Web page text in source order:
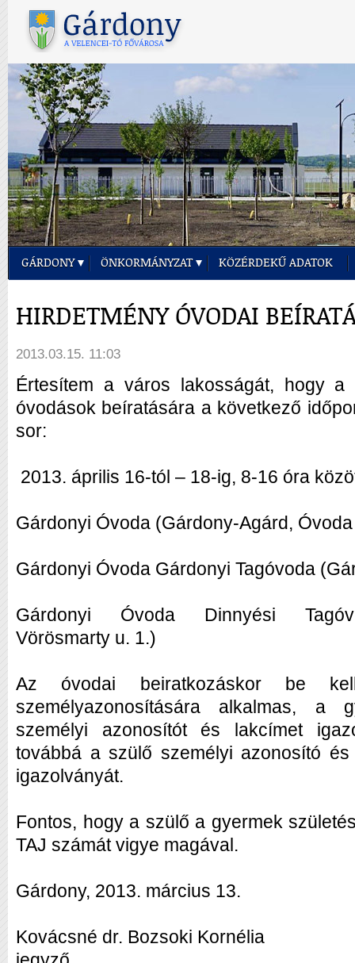
GÁRDONY ÖNKORMÁNYZAT KÖZÉRDEKŰ ADATOK
HIRDETMÉNY ÓVODAI
2013.03.15. 11:03
Értesítem a város lakosságát, hogy a
óvodások beíratására a következő
sor:
2013. április 16-tól – 18-ig, 8-16 óra
Gárdonyi Óvoda (Gárdony-Agárd,
Gárdonyi Óvoda Gárdonyi Tagóvoda
Gárdonyi Óvoda Dinnyési
Vörösmarty u. 1.)
Az óvodai beiratkozáskor be
személyazonosítására alkalmas, a
személyi azonosítót és lakcímet
továbbá a szülő személyi azonosító
igazolványát.
Fontos, hogy a szülő a gyermek
TAJ számát vigye magával.
Gárdony, 2013. március 13.
Kovácsné dr. Bozsoki Kornélia